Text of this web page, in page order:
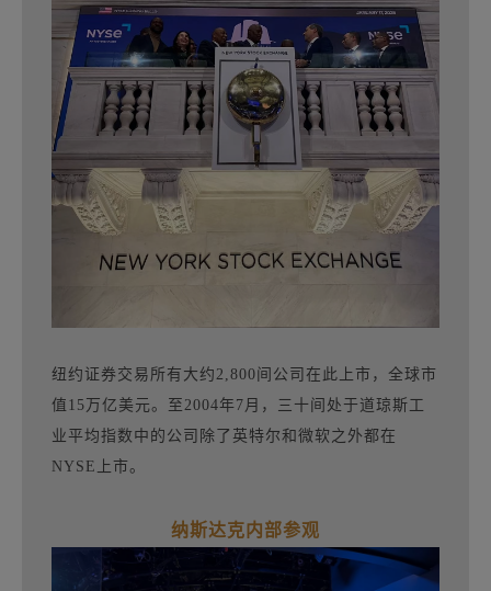
纽约证券交易所有大约2,800间公司在此上市，全球市
值15万亿美元。至2004年7月，三十间处于道琼斯工
业平均指数中的公司除了英特尔和微软之外都在
NYSE上市。
纳斯达克内部参观